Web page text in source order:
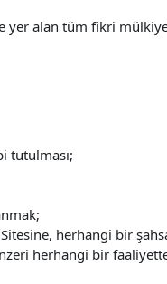
alan tüm fikri
tutulması;
herhangi bir
herhangi bir